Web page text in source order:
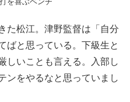
た松江。津野監督は「自分
ばと思っている。下級生と
しいことも言える。入部し
ンをやるなと思っていまし